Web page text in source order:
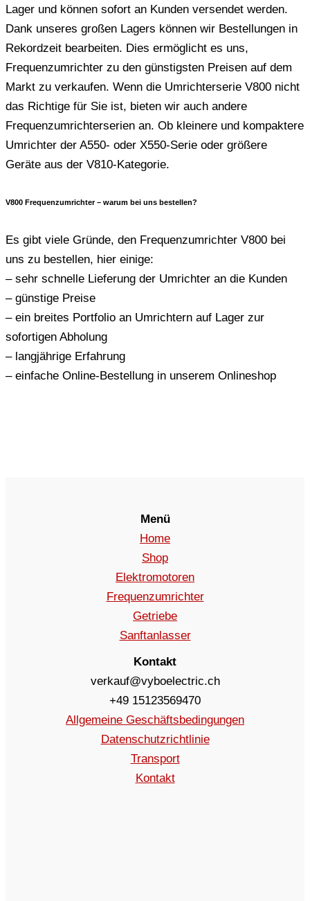
Lager und können sofort an Kunden versendet werden.
Dank unseres großen Lagers können wir Bestellungen in
Rekordzeit bearbeiten. Dies ermöglicht es uns,
Frequenzumrichter zu den günstigsten Preisen auf dem
Markt zu verkaufen. Wenn die Umrichterserie V800 nicht
das Richtige für Sie ist, bieten wir auch andere
Frequenzumrichterserien an. Ob kleinere und kompaktere
Umrichter der A550- oder X550-Serie oder größere
Geräte aus der V810-Kategorie.
V800 Frequenzumrichter – warum bei uns bestellen?
Es gibt viele Gründe, den Frequenzumrichter V800 bei
uns zu bestellen, hier einige:
– sehr schnelle Lieferung der Umrichter an die Kunden
– günstige Preise
– ein breites Portfolio an Umrichtern auf Lager zur
sofortigen Abholung
– langjährige Erfahrung
– einfache Online-Bestellung in unserem Onlineshop
Menü
Home
Shop
Elektromotoren
Frequenzumrichter
Getriebe
Sanftanlasser
Kontakt
verkauf@vyboelectric.ch
+49 15123569470
Allgemeine Geschäftsbedingungen
Datenschutzrichtlinie
Transport
Kontakt